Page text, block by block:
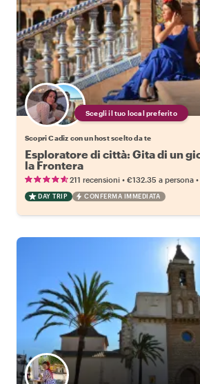
Scegli il tuo local preferito
Scopri Cadiz con un host scelto da te
Esploratore di città: Gita di un
la Frontera
211 recensioni • €132.35 a persona •
DAY TRIP CONFERMA IMMEDIATA